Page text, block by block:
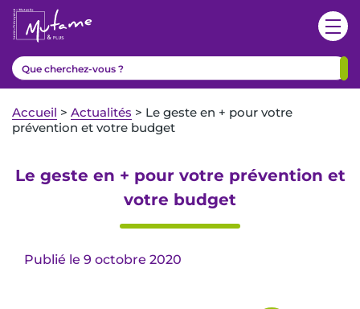
Accueil > Actualités > Le geste en + pour votre
prévention et votre budget
Le geste en + pour votre prévention et
votre budget
Publié le 9 octobre 2020